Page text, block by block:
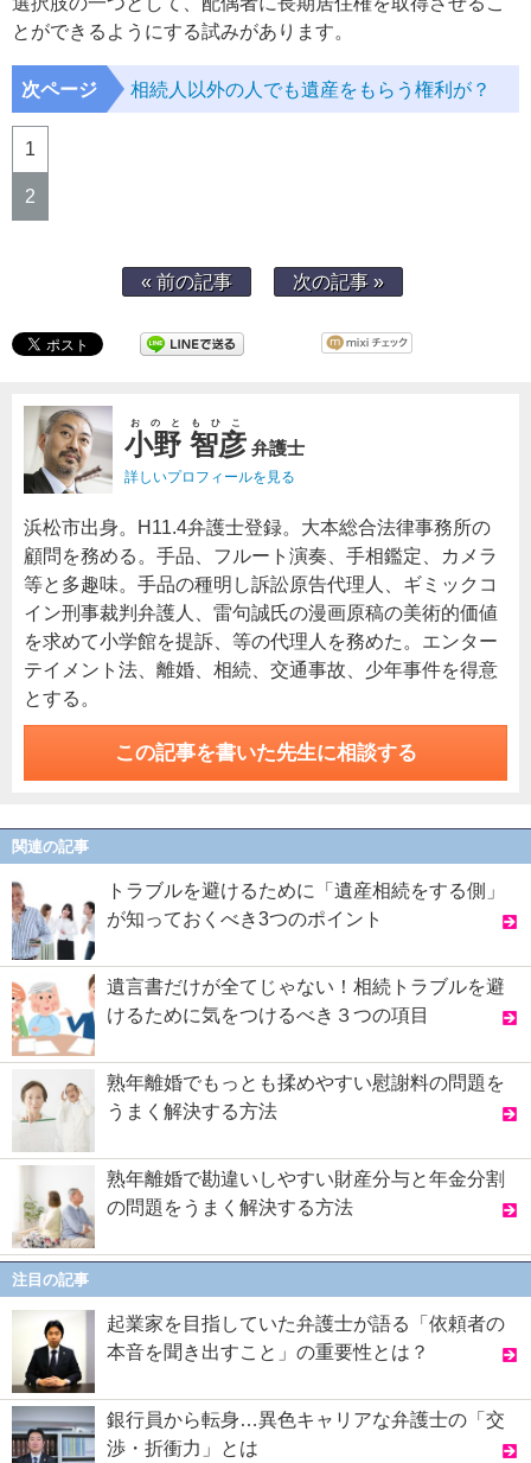
とができるようにする試みがあります。
次ページ 相続人以外の人でも遺産をもらう権利が？
1
2
« 前の記事 次の記事 »
小野 智彦
おのともひこ
弁護士
詳しいプロフィールを見る
浜松市出身。H11.4弁護士登録。大本総合法律事務所の
顧問を務める。手品、フルート演奏、手相鑑定、カメラ
等と多趣味。手品の種明し訴訟原告代理人、ギミックコ
イン刑事裁判弁護人、雷句誠氏の漫画原稿の美術的価値
を求めて小学館を提訴、等の代理人を務めた。エンター
テイメント法、離婚、相続、交通事故、少年事件を得意
とする。
この記事を書いた先生に相談する
関連の記事
トラブルを避けるために「遺産相続をする側」
が知っておくべき3つのポイント
遺言書だけが全てじゃない！相続トラブルを避
けるために気をつけるべき３つの項目
熟年離婚でもっとも揉めやすい慰謝料の問題を
うまく解決する方法
熟年離婚で勘違いしやすい財産分与と年金分割
の問題をうまく解決する方法
注目の記事
起業家を目指していた弁護士が語る「依頼者の
本音を聞き出すこと」の重要性とは？
銀行員から転身…異色キャリアな弁護士の「交
渉・折衝力」とは